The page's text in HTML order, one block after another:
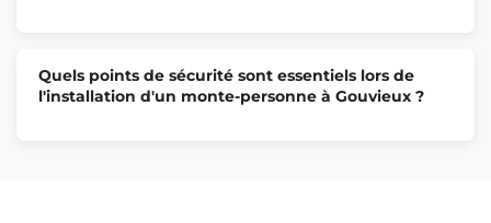
Quels points de sécurité sont essentiels lors de
l'installation d'un monte-personne à Gouvieux ?